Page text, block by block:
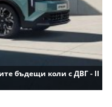
бъдещи коли с ДВГ - II